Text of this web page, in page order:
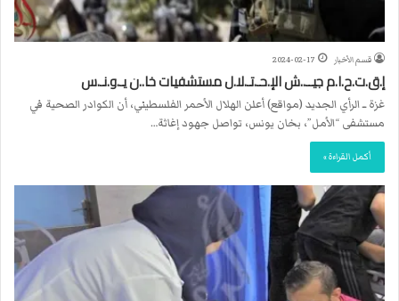
قسم الأخبار 2024-02-17
إ.ق.ت.ح.ا.م جيــ..ش الإ.حـ.تـ.لا.ل مستشفيات خا..ن يـ.و.نـ.س
غزة ــ الرأي الجديد (مواقع) أعلن الهلال الأحمر الفلسطيني، أن الكوادر الصحية في
مستشفى “الأمل”، بخان يونس، تواصل جهود إغاثة…
أكمل القراءة »